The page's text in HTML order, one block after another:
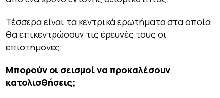
Τέσσερα είναι τα κεντρικά ερωτήματα στα οποία
θα επικεντρώσουν τις έρευνές τους οι
επιστήμονες.
Μπορούν οι σεισμοί να προκαλέσουν
κατολισθήσεις;